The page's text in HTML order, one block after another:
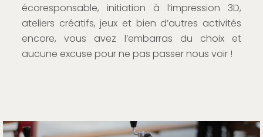
écoresponsable, initiation à l’impression 3D,
ateliers créatifs, jeux et bien d’autres activités
encore, vous avez l’embarras du choix et
aucune excuse pour ne pas passer nous voir !